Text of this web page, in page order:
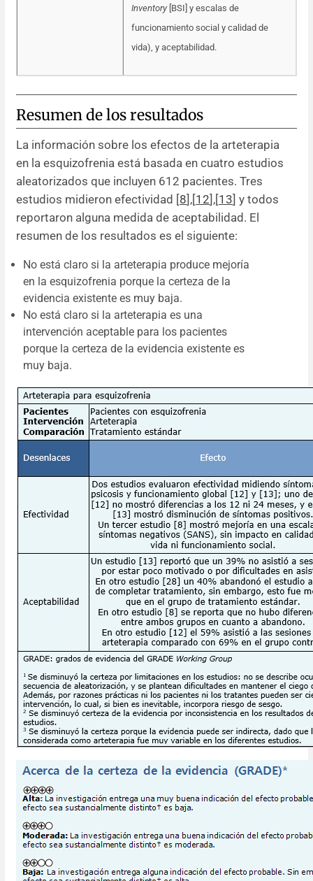
Inventory[BSI] y escalas de
funcionamiento social y calidad de
vida), y aceptabilidad.
Resumen de los resultados
La información sobre los efectos de la arteterapia
en la esquizofrenia está basada en cuatro estudios
aleatorizados que incluyen 612 pacientes. Tres
estudios midieron efectividad [8],[12],[13] y todos
reportaron alguna medida de aceptabilidad. El
resumen de los resultados es el siguiente:
No está claro si la arteterapia produce mejoría
en la esquizofrenia porque la certeza de la
evidencia existente es muy baja.
No está claro si la arteterapia es una
intervención aceptable para los pacientes
porque la certeza de la evidencia existente es
muy baja.